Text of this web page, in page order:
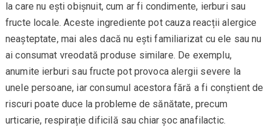
la care nu ești obișnuit, cum ar fi condimente, ierburi sau
fructe locale. Aceste ingrediente pot cauza reacții alergice
neașteptate, mai ales dacă nu ești familiarizat cu ele sau nu
ai consumat vreodată produse similare. De exemplu,
anumite ierburi sau fructe pot provoca alergii severe la
unele persoane, iar consumul acestora fără a fi conștient de
riscuri poate duce la probleme de sănătate, precum
urticarie, respirație dificilă sau chiar șoc anafilactic.